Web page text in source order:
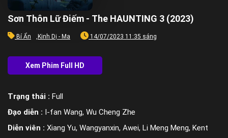
Sơn Thôn Lữ Điếm - The HAUNTING 3 (2023)
Bí Ẩn Kinh Dị - Ma 14/07/2023 11:35 sáng
Trạng thái : Full
Đạo diễn : I-fan Wang, Wu Cheng Zhe
Diễn viên : Xiang Yu, Wangyanxin, Awei, Li Meng Meng, Kent